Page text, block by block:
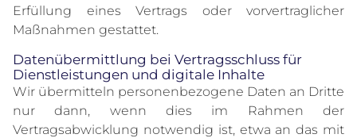
Erfüllung eines Vertrags oder vorvertraglicher
Maßnahmen gestattet.
Datenübermittlung bei Vertragsschluss für
Dienstleistungen und digitale Inhalte
Wir übermitteln personenbezogene Daten an Dritte
nur dann, wenn dies im Rahmen der
Vertragsabwicklung notwendig ist, etwa an das mit